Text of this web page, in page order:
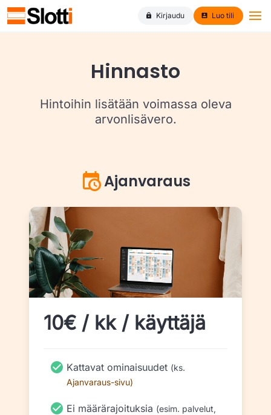
Kirjaudu Luo tili
Hinnasto
Hintoihin lisätään voimassa oleva
arvonlisävero.
Ajanvaraus
10€ / kk / käyttäjä
Kattavat ominaisuudet (ks.
Ajanvaraus-sivu)
Ei määrärajoituksia (esim. palvelut,